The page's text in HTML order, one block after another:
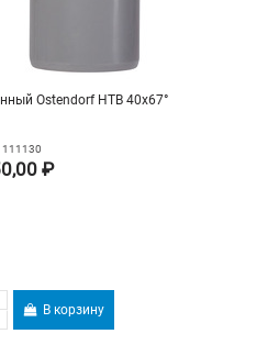
Ostendorf HTB 40х67°
111130
₽
В корзину